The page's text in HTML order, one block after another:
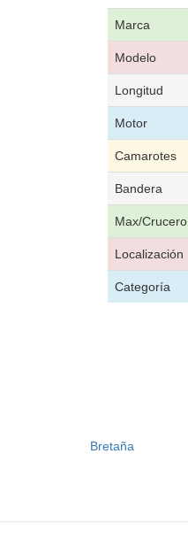
Marca
Modelo
Longitud
Motor
Camarotes
Bandera
Max/Crucero
Localización
Categoría
Bretaña